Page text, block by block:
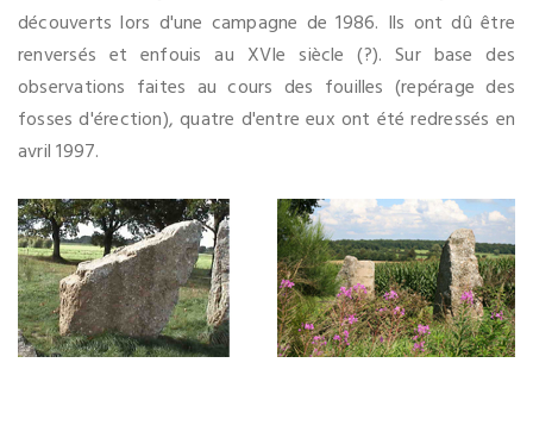
découverts lors d'une campagne de 1986. Ils ont dû être
renversés et enfouis au XVIe siècle (?). Sur base des
observations faites au cours des fouilles (repérage des
fosses d'érection), quatre d'entre eux ont été redressés en
avril 1997.